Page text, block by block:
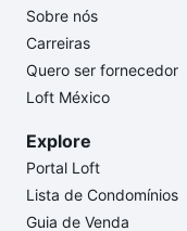
Sobre nós
Carreiras
Quero ser fornecedor
Loft México
Explore
Portal Loft
Lista de Condomínios
Guia de Venda